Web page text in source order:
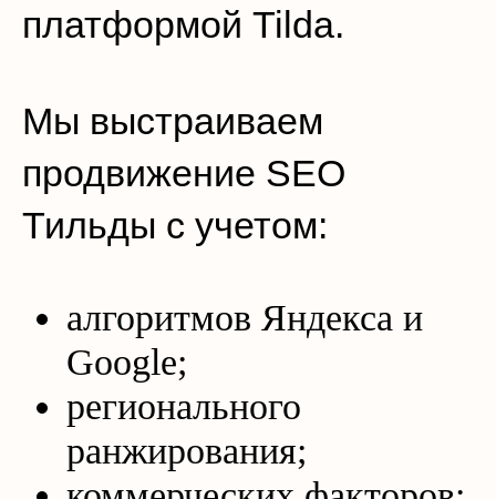
платформой Tilda.
Мы выстраиваем
продвижение SEO
Тильды с учетом:
алгоритмов Яндекса и
Google;
регионального
ранжирования;